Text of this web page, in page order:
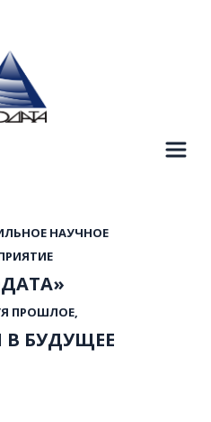
НАУЧНОЕ
ПРОШЛОЕ,
БУДУЩЕЕ